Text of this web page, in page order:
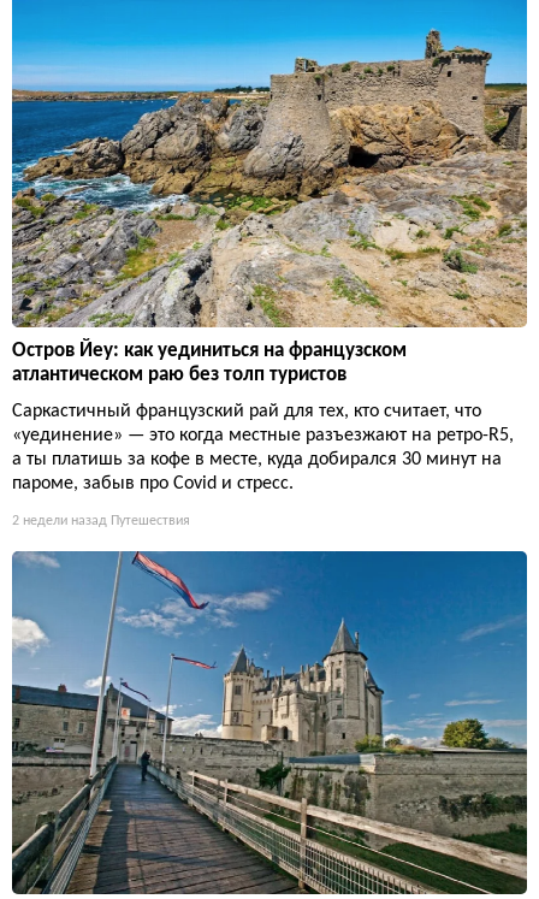
Остров Йеу: как уединиться на французском
атлантическом раю без толп туристов
Саркастичный французский рай для тех, кто считает, что
«уединение» — это когда местные разъезжают на ретро-R5,
а ты платишь за кофе в месте, куда добирался 30 минут на
пароме, забыв про Covid и стресс.
2 недели назад Путешествия